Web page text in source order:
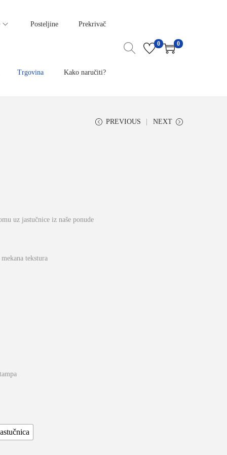
Posteljine Prekrivač
Trgovina Kako naručiti?
0 0
PREVIOUS NEXT
uz jastučnice iz naše ponude
tekstura